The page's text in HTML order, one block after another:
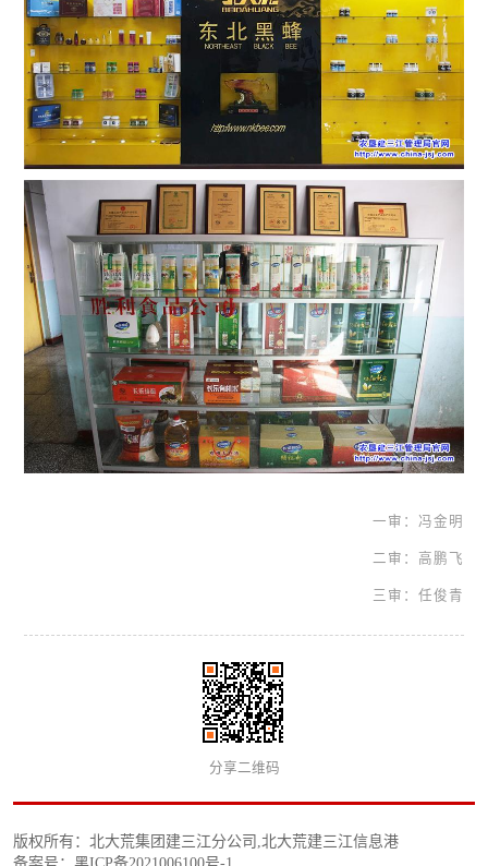
一审：冯金明
二审：高鹏飞
三审：任俊青
分享二维码
版权所有：北大荒集团建三江分公司,北大荒建三江信息港